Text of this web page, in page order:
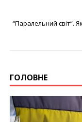
“Паралельний світ”.
ГОЛОВНЕ